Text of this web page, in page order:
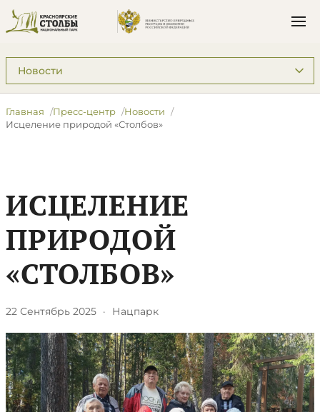
Подразделы: Пресс-центр
Главная Пресс-центр
Новости
​Исцеление природой «Столбов»
​ИСЦЕЛЕНИЕ
ПРИРОДОЙ
«СТОЛБОВ»
22 Сентябрь 2025 · Нацпарк